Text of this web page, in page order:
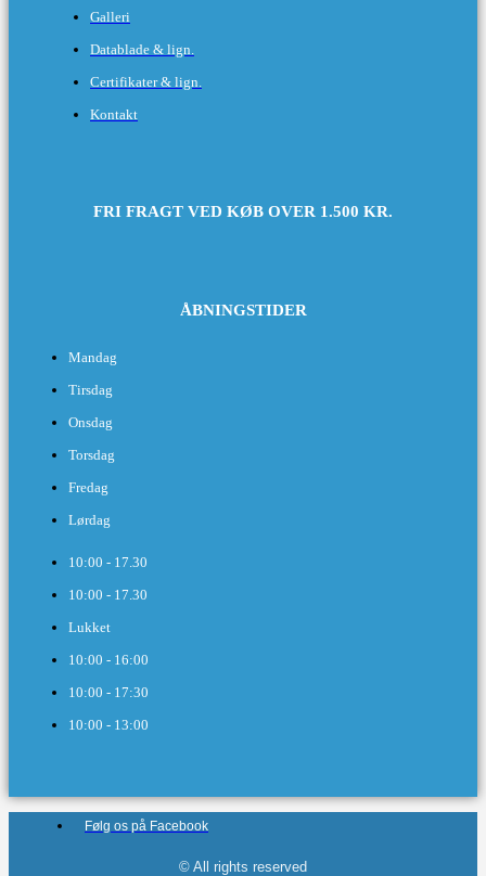
Galleri
Datablade & lign.
Certifikater & lign.
Kontakt
FRI FRAGT VED KØB OVER 1.500 KR.
ÅBNINGSTIDER​
Mandag
Tirsdag
Onsdag
Torsdag
Fredag
Lørdag
10:00 - 17.30​
10:00 - 17.30​
Lukket
10:00 - 16:00​
10:00 - 17:30
10:00 - 13:00
Følg os på Facebook
© All rights reserved